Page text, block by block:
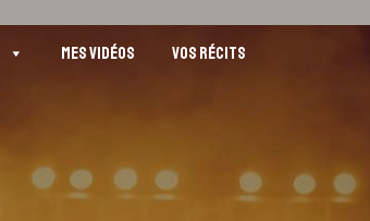
MES VIDÉOS VOS RÉCITS